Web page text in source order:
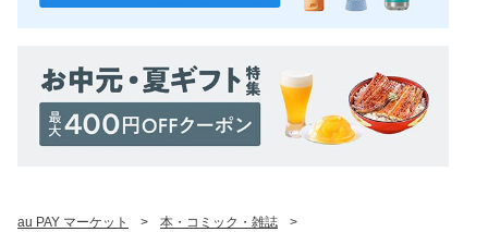
au PAY マーケット > 本・コミック・雑誌
>